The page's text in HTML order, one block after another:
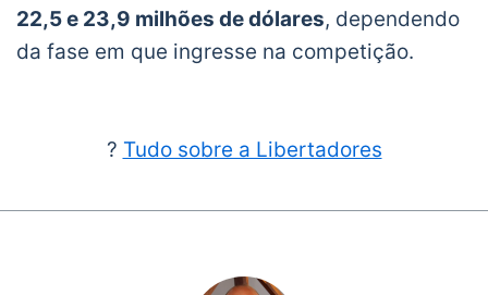
22,5 e 23,9 milhões de dólares, dependendo
da fase em que ingresse na competição.
? Tudo sobre a Libertadores